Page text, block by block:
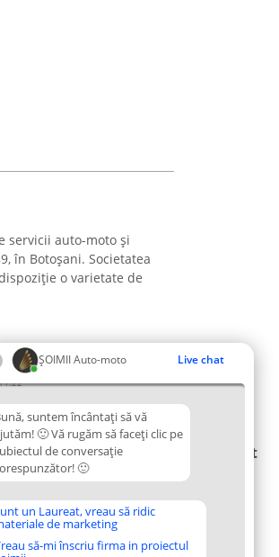
ȘOIMII Auto-moto Live chat
suntem încântați să vă
🙂 Vă rugăm să faceți clic pe
de conversație
🙂
un Laureat, vreau să ridic
de marketing
să-mi înscriu firma in proiectul
servicii auto-moto și
în Botoșani. Societatea
o varietate de
BR SRL
061952
București
36737675
990 492
Plebiscyt
Tuturor
Laureaților
Reguli
Contact